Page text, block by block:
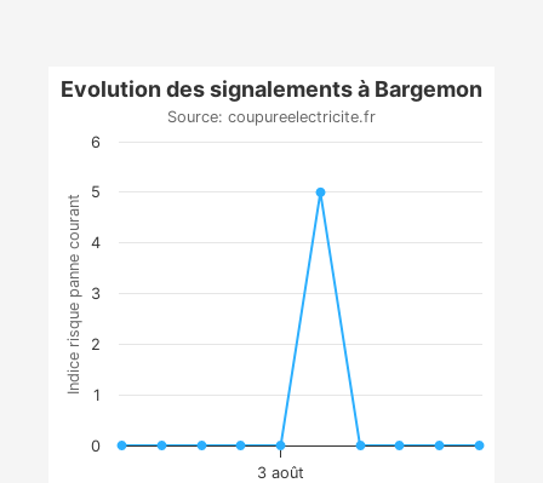
Indice risque panne courant
Evolution des signalements à Bargemon
Source: coupureelectricite.fr
3 août
0
1
2
3
4
5
6